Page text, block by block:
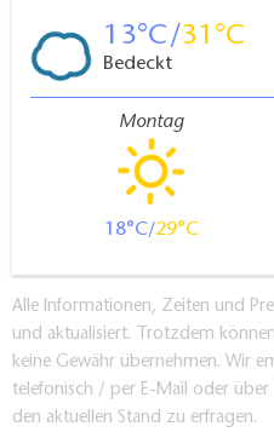
13 31
Bedeckt
Montag
18 29
Alle Informationen, Zeiten und
und aktualisiert. Trotzdem
keine Gewähr übernehmen. Wir
telefonisch / per E-Mail oder über
den aktuellen Stand zu erfragen.